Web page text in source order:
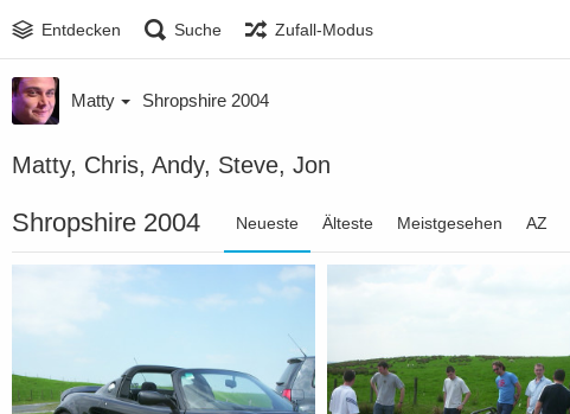
Entdecken Suche Zufall-Modus
Matty Shropshire 2004
Matty, Chris, Andy, Steve, Jon
Shropshire 2004 Neueste Älteste Meistgesehen AZ